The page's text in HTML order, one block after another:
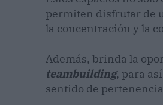
permiten disfrutar de
la concentración y la
Además, brinda la
teambuilding, para
sentido de